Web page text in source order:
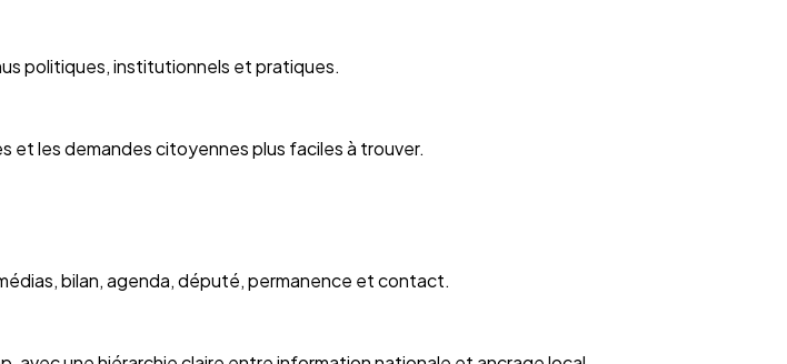
politiques, institutionnels et pratiques.
et les demandes citoyennes plus faciles à trouver.
bilan, agenda, député, permanence et contact.